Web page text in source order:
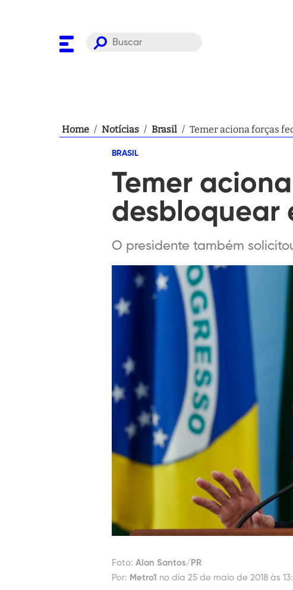
Home / Notícias / Brasil / Temer aciona forças
BRASIL
Temer
desbloquear
O presidente também
Foto: Alan Santos/PR
Por: Metro1 no dia 25 de maio de 2018 às